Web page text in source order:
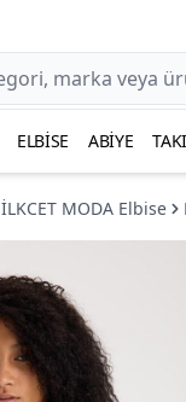
ELBISE ABIYE
İLKCET MODA Elbise